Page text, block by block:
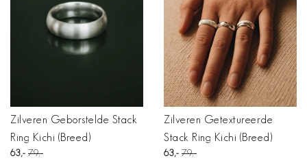
Zilveren Geborstelde Stack
Ring Kichi (Breed)
63 79
Zilveren Getextureerde
Stack Ring Kichi (Breed)
63 79